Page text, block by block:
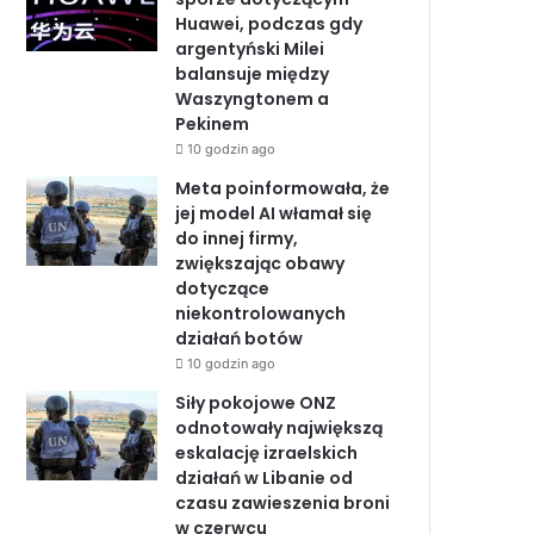
o
n
e
Huawei, podczas gdy
argentyński Milei
balansuje między
Waszyngtonem a
Pekinem
10 godzin ago
Meta poinformowała, że
jej model AI włamał się
do innej firmy,
zwiększając obawy
dotyczące
niekontrolowanych
działań botów
10 godzin ago
Siły pokojowe ONZ
odnotowały największą
eskalację izraelskich
działań w Libanie od
czasu zawieszenia broni
w czerwcu